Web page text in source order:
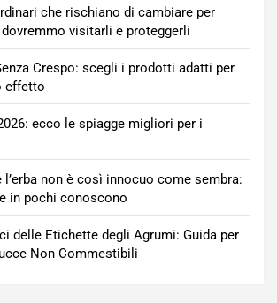
che rischiano di cambiare per
visitarli e proteggerli
Crespo: scegli i prodotti adatti per
effetto
ecco le spiagge migliori per i
l’erba non è così innocuo come sembra:
in pochi conoscono
delle Etichette degli Agrumi: Guida per
Non Commestibili